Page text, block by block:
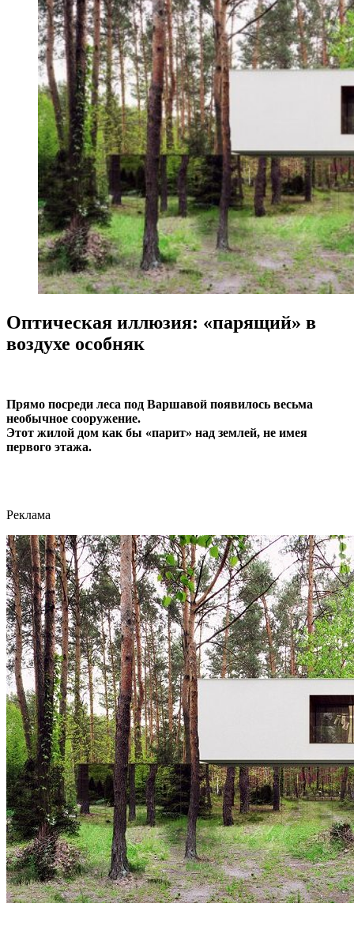
Оптическая иллюзия: «парящий» в
воздухе особняк
Прямо посреди леса под Варшавой появилось весьма
необычное сооружение.
Этот жилой дом как бы «парит» над землей, не имея
первого этажа.
Реклама